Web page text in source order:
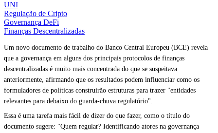
UNI
Regulação de Cripto
Governança DeFi
Finanças Descentralizadas
Um novo documento de trabalho do Banco Central Europeu (BCE) revela
que a governança em alguns dos principais protocolos de finanças
descentralizadas é muito mais concentrada do que se suspeitava
anteriormente, afirmando que os resultados podem influenciar como os
formuladores de políticas construirão estruturas para trazer "entidades
relevantes para debaixo do guarda-chuva regulatório".
Essa é uma tarefa mais fácil de dizer do que fazer, como o título do
documento sugere: "Quem regular? Identificando atores na governança